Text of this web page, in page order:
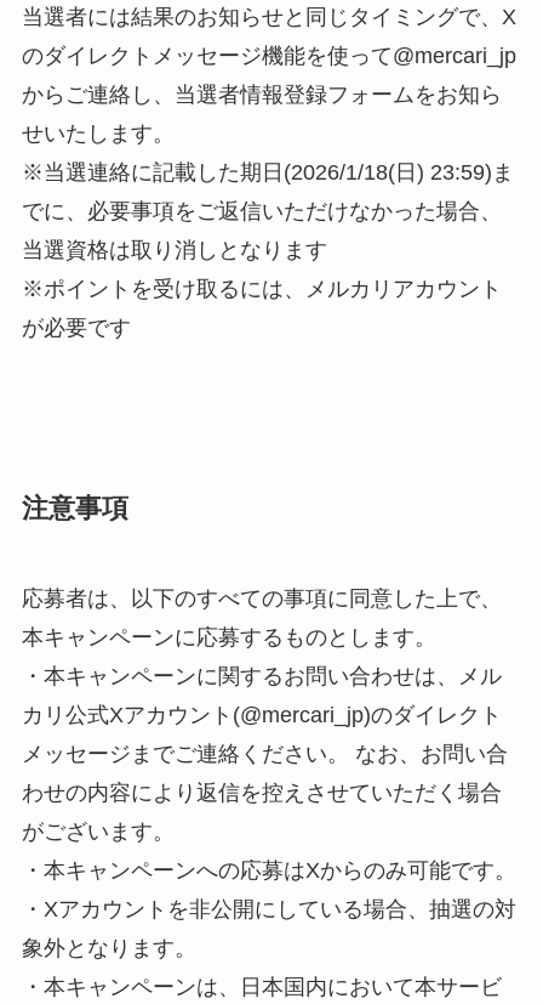
当選者には結果のお知らせと同じタイミングで、X
のダイレクトメッセージ機能を使って@mercari_jp
からご連絡し、当選者情報登録フォームをお知ら
せいたします。
※当選連絡に記載した期日(2026/1/18(日) 23:59)ま
でに、必要事項をご返信いただけなかった場合、
当選資格は取り消しとなります
※ポイントを受け取るには、メルカリアカウント
が必要です
注意事項
応募者は、以下のすべての事項に同意した上で、
本キャンペーンに応募するものとします。
・本キャンペーンに関するお問い合わせは、メル
カリ公式Xアカウント(@mercari_jp)のダイレクト
メッセージまでご連絡ください。 なお、お問い合
わせの内容により返信を控えさせていただく場合
がございます。
・本キャンペーンへの応募はXからのみ可能です。
・Xアカウントを非公開にしている場合、抽選の対
象外となります。
・本キャンペーンは、日本国内において本サービ